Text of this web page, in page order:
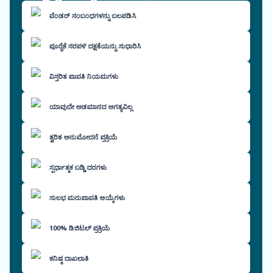
ವೆಂಡರ್ ಸಂಬಂಧಗಳನ್ನು ಬಲಪಡಿಸಿ
ಪೂರೈಕೆ ಸರಪಳಿ ದಕ್ಷತೆಯನ್ನು ಸುಧಾರಿಸಿ
ವಿಸ್ತರಿತ ಪಾವತಿ ನಿಯಮಗಳು
ಯಾವುದೇ ಅಡಮಾನದ ಅಗತ್ಯವಿಲ್ಲ
ತ್ವರಿತ ಅನುಮೋದನೆ ಪ್ರಕ್ರಿಯೆ
ಸ್ಪರ್ಧಾತ್ಮಕ ಬಡ್ಡಿ ದರಗಳು
ಸುಲಭ ಮರುಪಾವತಿ ಆಯ್ಕೆಗಳು
100% ಡಿಜಿಟಲ್ ಪ್ರಕ್ರಿಯೆ
ಕನಿಷ್ಠ ದಾಖಲಾತಿ